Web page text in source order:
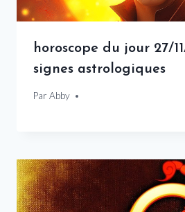
horoscope du jour 27/
signes astrologiques
Par Abby
27 novembre 2025